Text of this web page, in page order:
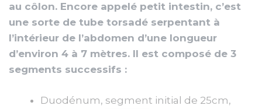
au côlon. Encore appelé petit intestin, c’est
une sorte de tube torsadé serpentant à
l’intérieur de l’abdomen d’une longueur
d’environ 4 à 7 mètres. Il est composé de 3
segments successifs :
Duodénum, segment initial de 25cm,